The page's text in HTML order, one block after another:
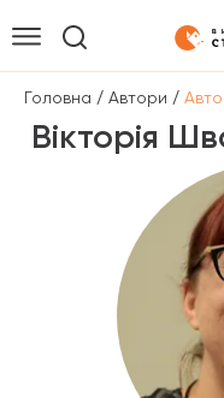
Головна / Автори /
Вікторія